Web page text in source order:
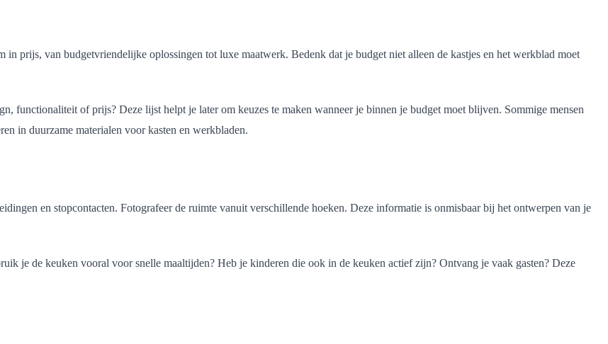
in prijs, van budgetvriendelijke oplossingen tot luxe maatwerk. Bedenk dat je budget niet alleen de kastjes en het werkblad moet
functionaliteit of prijs? Deze lijst helpt je later om keuzes te maken wanneer je binnen je budget moet blijven. Sommige mensen
in duurzame materialen voor kasten en werkbladen.
en stopcontacten. Fotografeer de ruimte vanuit verschillende hoeken. Deze informatie is onmisbaar bij het ontwerpen van je
je de keuken vooral voor snelle maaltijden? Heb je kinderen die ook in de keuken actief zijn? Ontvang je vaak gasten? Deze